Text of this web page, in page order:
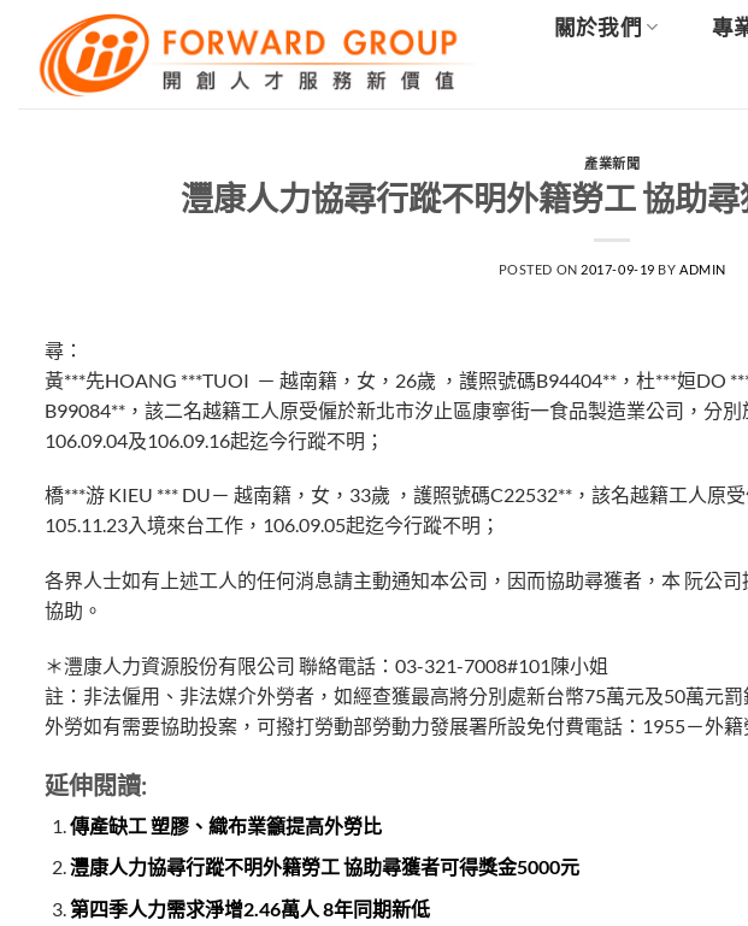
content
關於我們 專
產業新聞
灃康人力協尋行蹤不明外籍勞工 協助
POSTED ON 2017-09-19 BY ADMIN
尋：
黃***先HOANG ***TUOI － 越南籍，女，26歲 ，護照號碼B94404**，杜***姮DO
B99084**，該二名越籍工人原受僱於新北市汐止區康寧街一食品製造業公司，分
106.09.04及106.09.16起迄今行蹤不明；
橋***游 KIEU *** DU－ 越南籍，女，33歲 ，護照號碼C22532**，該名越籍工人原
105.11.23入境來台工作，106.09.05起迄今行蹤不明；
各界人士如有上述工人的任何消息請主動通知本公司，因而協助尋獲者，本 阮公
協助。
＊灃康人力資源股份有限公司 聯絡電話：03-321-7008#101陳小姐
註：非法僱用、非法媒介外勞者，如經查獲最高將分別處新台幣75萬元及50萬元罰
外勞如有需要協助投案，可撥打勞動部勞動力發展署所設免付費電話：1955－外籍
延伸閱讀:
傳產缺工 塑膠、織布業籲提高外勞比
灃康人力協尋行蹤不明外籍勞工 協助尋獲者可得獎金5000元
第四季人力需求淨增2.46萬人 8年同期新低